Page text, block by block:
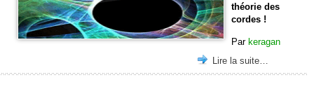
théorie des
cordes !
Par keragan
Lire la suite…